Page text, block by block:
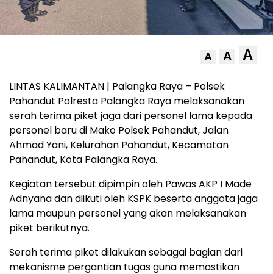
A A A
LINTAS KALIMANTAN | Palangka Raya – Polsek
Pahandut Polresta Palangka Raya melaksanakan
serah terima piket jaga dari personel lama kepada
personel baru di Mako Polsek Pahandut, Jalan
Ahmad Yani, Kelurahan Pahandut, Kecamatan
Pahandut, Kota Palangka Raya.
Kegiatan tersebut dipimpin oleh Pawas AKP I Made
Adnyana dan diikuti oleh KSPK beserta anggota jaga
lama maupun personel yang akan melaksanakan
piket berikutnya.
Serah terima piket dilakukan sebagai bagian dari
mekanisme pergantian tugas guna memastikan